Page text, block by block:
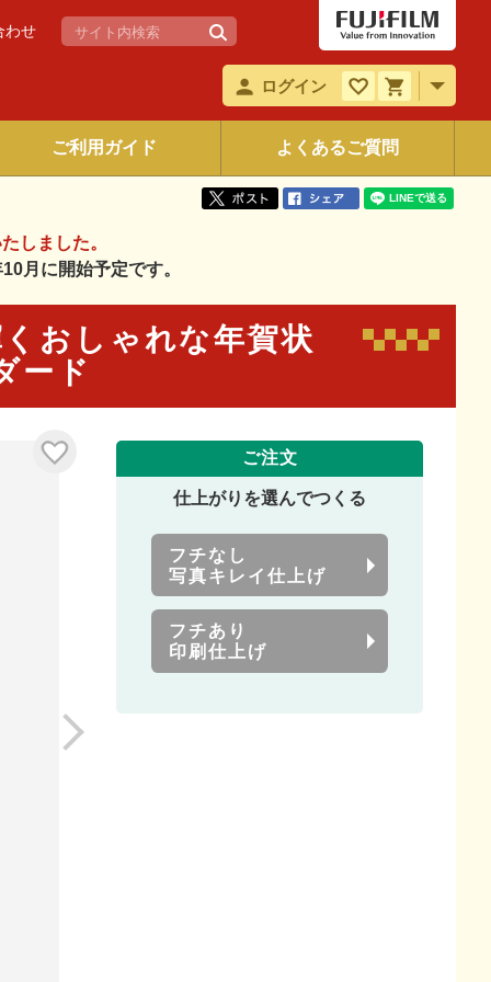
わせ
ログイン
ご利用ガイド よくあるご質問
しました。
月に開始予定です。
おしゃれな年賀状
ード
ご注文
仕上がりを選んでつくる
フチなし
写真キレイ仕上げ
フチあり
印刷仕上げ